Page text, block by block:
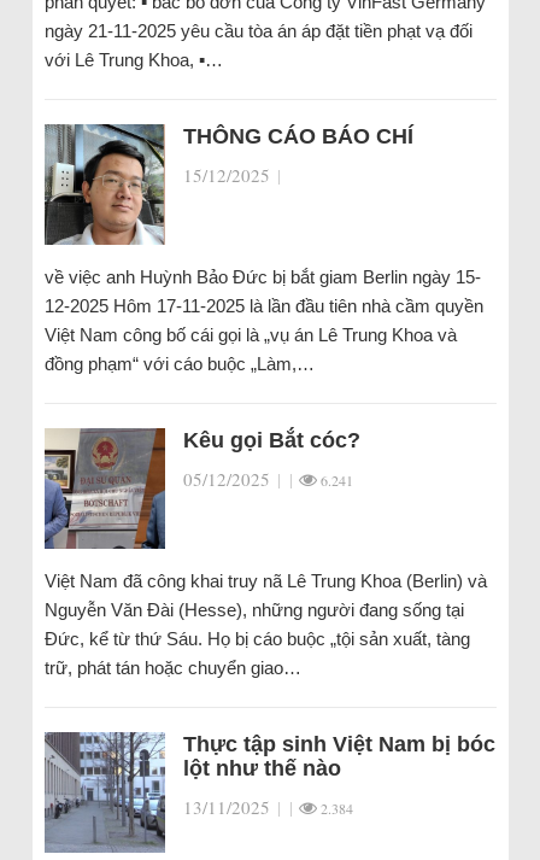
ngày 21-11-2025 yêu cầu tòa án áp đặt tiền phạt vạ đối
với Lê Trung Khoa, ▪︎…
THÔNG CÁO BÁO CHÍ
15/12/2025 |
về việc anh Huỳnh Bảo Đức bị bắt giam Berlin ngày 15-
12-2025 Hôm 17-11-2025 là lần đầu tiên nhà cầm quyền
Việt Nam công bố cái gọi là „vụ án Lê Trung Khoa và
đồng phạm“ với cáo buộc „Làm,…
Kêu gọi Bắt cóc?
05/12/2025 | | 6.241
Việt Nam đã công khai truy nã Lê Trung Khoa (Berlin) và
Nguyễn Văn Đài (Hesse), những người đang sống tại
Đức, kể từ thứ Sáu. Họ bị cáo buộc „tội sản xuất, tàng
trữ, phát tán hoặc chuyển giao…
Thực tập sinh Việt Nam bị bóc
lột như thế nào
13/11/2025 | | 2.384